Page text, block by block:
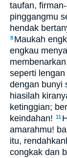
taufan,
pinggangmu
hendak
8 Maukah
engkau
seperti
dengan bunyi
hiasilah
ketinggian;
keindahan! 11
amarahmu!
itu,
congkak dan